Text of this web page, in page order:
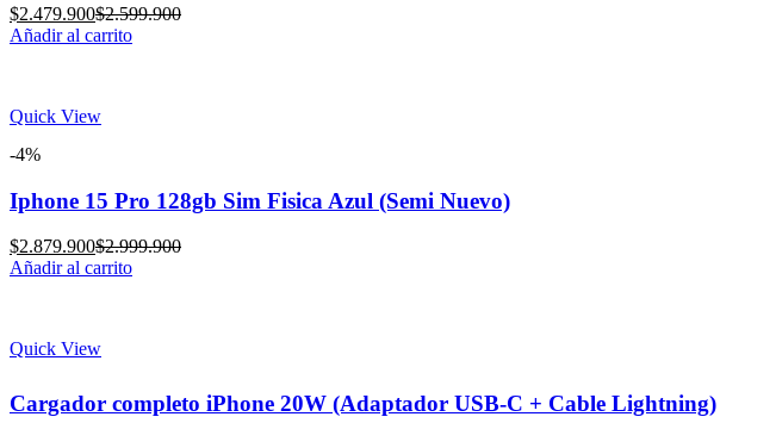
$2.479.900Current
price
$2.599.900Original
Añadir al carrito
Quick View
-4%
Iphone 15 Pro 128gb Sim Fisica Azul (Semi Nuevo)
$2.879.900Current
price
$2.999.900Original
Añadir al carrito
Quick View
Cargador completo iPhone 20W (Adaptador USB-C + Cable Lightning)